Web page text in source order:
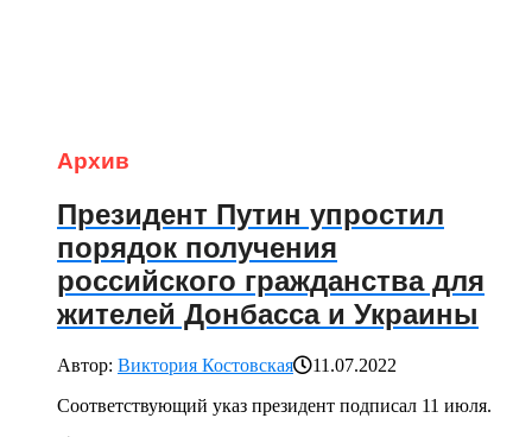
Архив
Президент Путин упростил
порядок получения
российского гражданства для
жителей Донбасса и Украины
Автор: Виктория Костовская
11.07.2022
Соответствующий указ президент подписал 11 июля.